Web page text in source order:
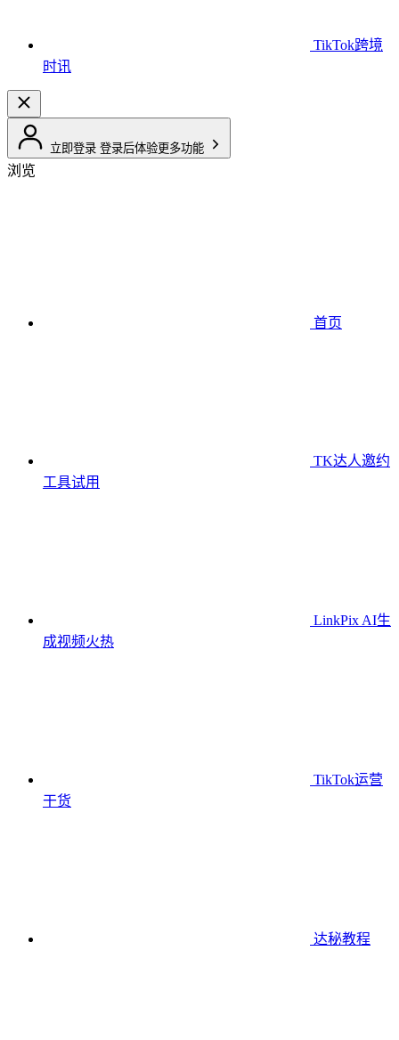
TikTok跨境
时讯
立即登录 登录后体验更多功能
浏览
首页
TK达人邀约
工具试用
LinkPix AI生
成视频火热
TikTok运营
干货
达秘教程